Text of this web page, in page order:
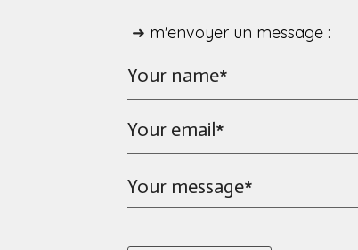
➜ m'envoyer un message :
Your name*
Your email*
Your message*